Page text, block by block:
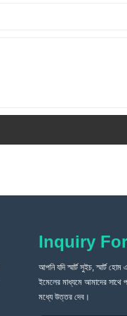
Inquiry
আপনি যদি স্মার্ট সুইচ, স্মার্ট
ইমেলের মাধ্যমে আমাদের সাথে
মধ্যে উত্তর দেব।
যখন আমার বাড়ি
কিন্তু একটি
প্রযুক্তি অগ্রসর